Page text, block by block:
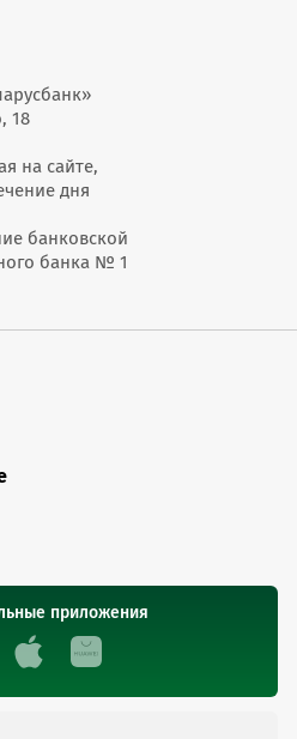
18
на сайте,
дня
банковской
банка № 1
приложения